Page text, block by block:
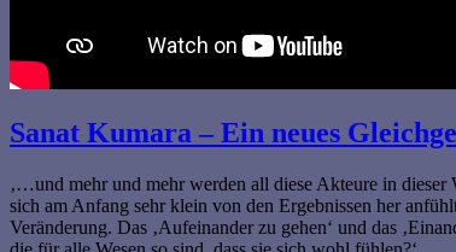
Sanat Kumara – Ein neues
‚…und mehr und mehr werden all diese Akteure in
sich am Anfang sehr klein von den Ergebnissen her
Veränderung. Das ‚Aufeinander zu gehen‘ und das